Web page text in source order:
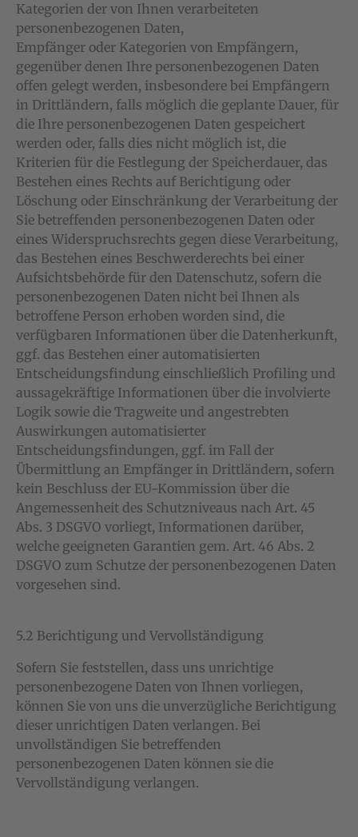
Kategorien der von Ihnen verarbeiteten
personenbezogenen Daten,
Empfänger oder Kategorien von Empfängern,
gegenüber denen Ihre personenbezogenen Daten
offen gelegt werden, insbesondere bei Empfängern
in Drittländern, falls möglich die geplante Dauer, für
die Ihre personenbezogenen Daten gespeichert
werden oder, falls dies nicht möglich ist, die
Kriterien für die Festlegung der Speicherdauer, das
Bestehen eines Rechts auf Berichtigung oder
Löschung oder Einschränkung der Verarbeitung der
Sie betreffenden personenbezogenen Daten oder
eines Widerspruchsrechts gegen diese Verarbeitung,
das Bestehen eines Beschwerderechts bei einer
Aufsichtsbehörde für den Datenschutz, sofern die
personenbezogenen Daten nicht bei Ihnen als
betroffene Person erhoben worden sind, die
verfügbaren Informationen über die Datenherkunft,
ggf. das Bestehen einer automatisierten
Entscheidungsfindung einschließlich Profiling und
aussagekräftige Informationen über die involvierte
Logik sowie die Tragweite und angestrebten
Auswirkungen automatisierter
Entscheidungsfindungen, ggf. im Fall der
Übermittlung an Empfänger in Drittländern, sofern
kein Beschluss der EU-Kommission über die
Angemessenheit des Schutzniveaus nach Art. 45
Abs. 3 DSGVO vorliegt, Informationen darüber,
welche geeigneten Garantien gem. Art. 46 Abs. 2
DSGVO zum Schutze der personenbezogenen Daten
vorgesehen sind.
5.2 Berichtigung und Vervollständigung
Sofern Sie feststellen, dass uns unrichtige
personenbezogene Daten von Ihnen vorliegen,
können Sie von uns die unverzügliche Berichtigung
dieser unrichtigen Daten verlangen. Bei
unvollständigen Sie betreffenden
personenbezogenen Daten können sie die
Vervollständigung verlangen.